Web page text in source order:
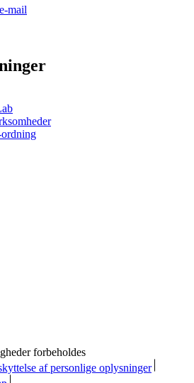
mail
forbeholdes
af personlige oplysninger